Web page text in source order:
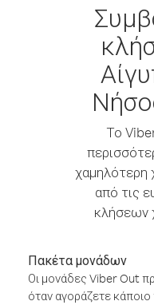
Το
χαμηλότερη
από τις
κλήσεων
Πακέτα μονάδων
Οι μονάδες Viber Out
όταν αγοράζετε